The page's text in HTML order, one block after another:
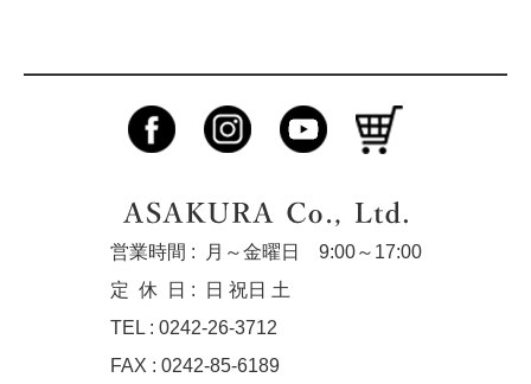
営業時間 :
月～金曜日 9:00～17:00
定休
日 :
日 祝日 土
TEL : 0242-26-3712
FAX : 0242-85-6189